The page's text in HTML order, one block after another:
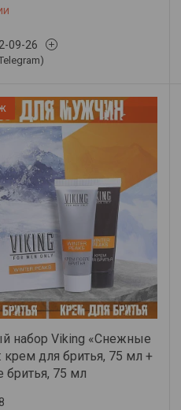
09-26
набор Viking «Снежные
для бритья, 75 мл +
бритья, 75 мл